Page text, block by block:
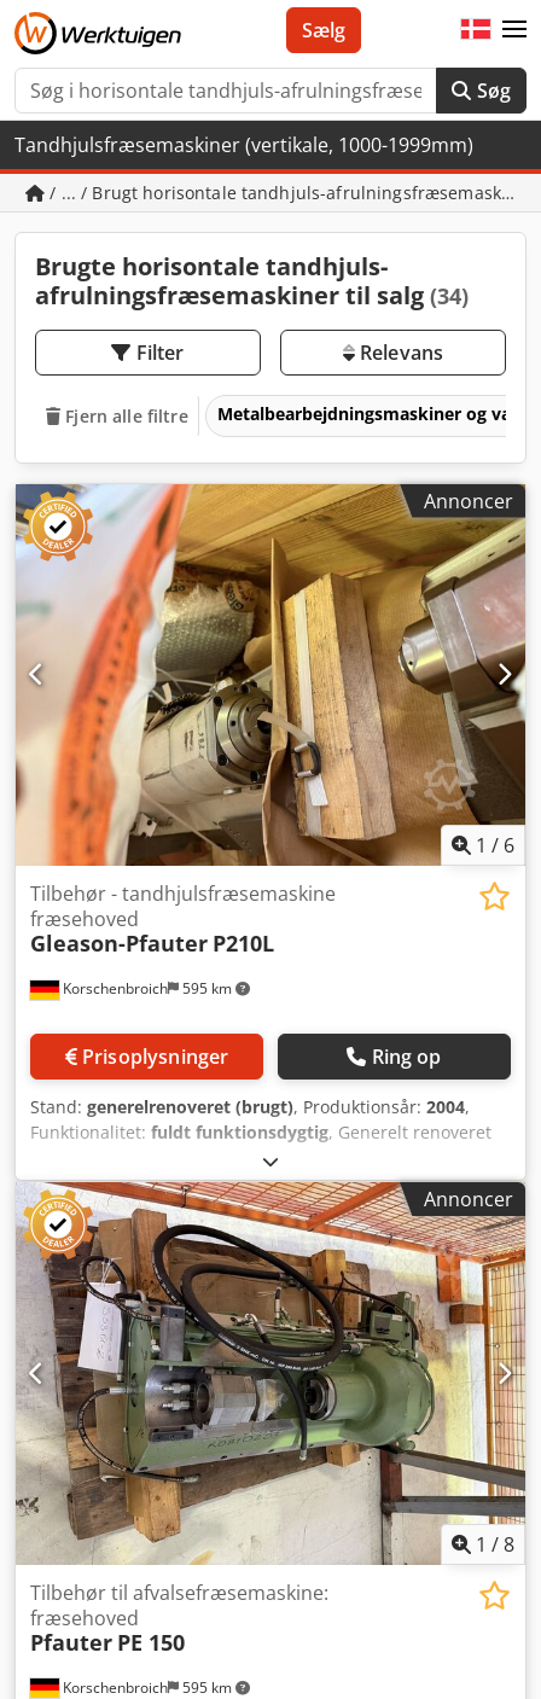
Søg
Sælg
Tandhjulsfræsemaskiner (vertikale, 1000-1999mm)
/ ... / Brugt horisontale tandhjuls-afrulningsfræsemaskiner
Brugte horisontale tandhjuls-
afrulningsfræsemaskiner til salg (34)
Filter Relevans
Fjern alle filtre Metalbearbejdningsmaskiner og
Annoncer
1 / 6
Korschenbroich 595 km
Tilbehør - tandhjulsfræsemaskine
fræsehoved
Gleason-Pfauter P210L
Prisoplysninger Ring op
Stand: generelrenoveret (brugt), Produktionsår: 2004,
Funktionalitet: fuldt funktionsdygtig, Generelt renoveret
fræsehoved fra Gleason Pfauter P210L – årgang 2004.
Crjdpfx Aozr Hd Redkof
Annoncer
1 /8
Korschenbroich 595 km
Tilbehør til afvalsefræsemaskine:
fræsehoved
Pfauter PE 150